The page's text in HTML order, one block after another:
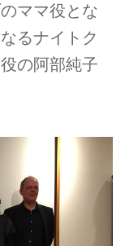
ママ役とな
るナイトク
の阿部純子